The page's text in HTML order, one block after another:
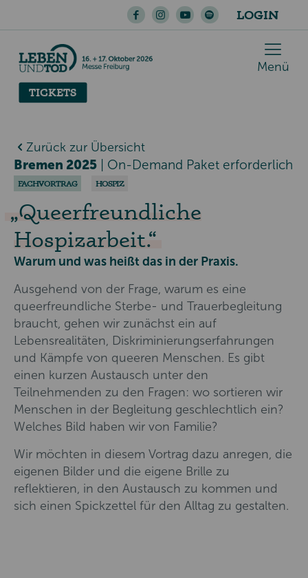
LOGIN
TICKETS
Menü
Zurück zur Übersicht
Bremen 2025 On-Demand Paket erforderlich
FACHVORTRAG HOSPIZ
Queerfreundliche
Hospizarbeit.
Warum und was heißt das in der Praxis.
Ausgehend von der Frage, warum es eine
queerfreundliche Sterbe- und Trauerbegleitung
braucht, gehen wir zunächst ein auf
Lebensrealitäten, Diskriminierungserfahrungen
und Kämpfe von queeren Menschen. Es gibt
einen kurzen Austausch unter den
Teilnehmenden zu den Fragen: wo sortieren wir
Menschen in der Begleitung geschlechtlich ein?
Welches Bild haben wir von Familie?
Wir möchten in diesem Vortrag dazu anregen, die
eigenen Bilder und die eigene Brille zu
reflektieren, in den Austausch zu kommen und
sich einen Spickzettel für den Alltag zu gestalten.